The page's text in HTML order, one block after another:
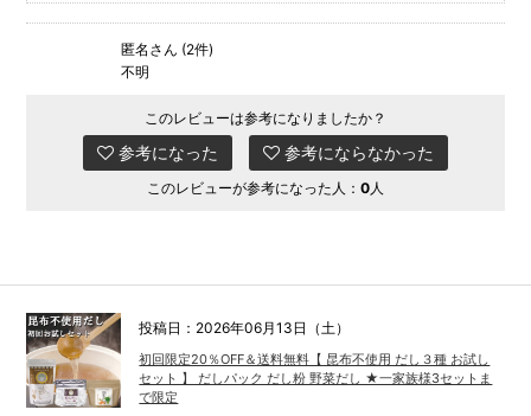
匿名さん (2件)
不明
このレビューは参考になりましたか？
参考になった 参考にならなかった
このレビューが参考になった人： 0 人
投稿日：2026年06月13日（土）
初回限定20％OFF＆送料無料【 昆布不使用 だし３種 お試し
セット 】 だしパック だし粉 野菜だし ★一家族様3セットま
で限定